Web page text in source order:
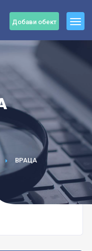
Добави обект
ВРАЦА